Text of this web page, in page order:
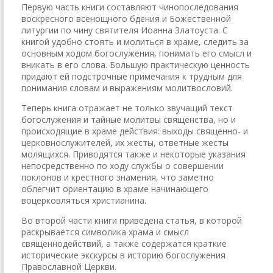
Первую часть книги составляют чинопоследования
воскресного всенощного бдения и Божественной
литургии по чину святителя Иоанна Златоуста. С
книгой удобно стоять и молиться в храме, следить за
основным ходом богослуже­ния, понимать его смысл и
вникать в его слова. Большую практическую ценность
придают ей подстрочные примечания к трудным для
понимания словам и выражениям молитвословий.
Теперь книга отражает не только звучащий текст
богослужения и тайные молитвы священст­ва, но и
происходящие в храме действия: выходы священно- и
церковнослужителей, их жесты, ответные жесты
молящихся. Приводятся также и некоторые указания
непосредственно по ходу службы о совершении
поклонов и крестного знамения, что заметно
облегчит ориентацию в храме начинающего
воцерковляться христиа­нина.
Во второй части книги приведена статья, в ко­торой
раскрывается символика храма и смысл
священнодействий, а также содержатся краткие
исторические экскурсы в историю богослужения
Православной Церкви.